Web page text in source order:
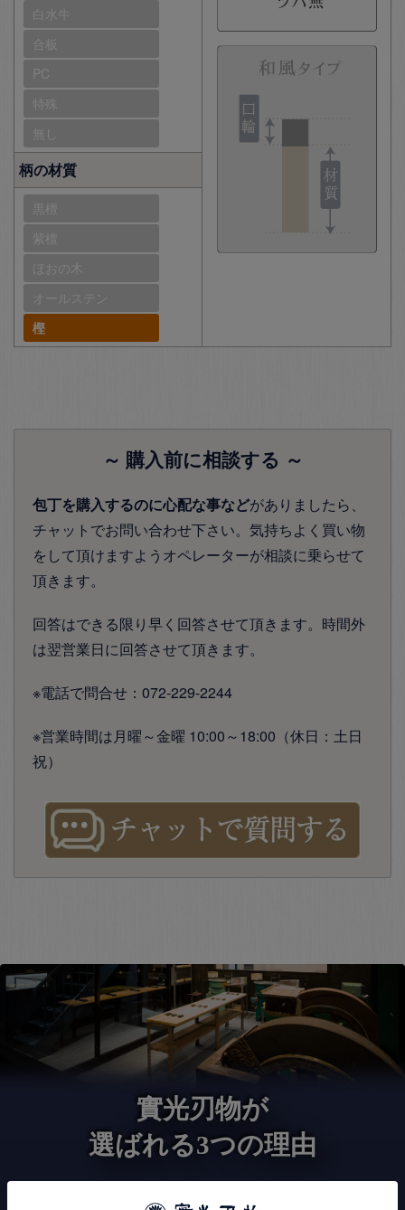
白水牛
合板
PC
特殊
無し
柄の材質
黒檀
紫檀
ほおの木
オールステン
樫
～ 購入前に相談する ～
包丁を購入するのに心配な事などがありましたら、
チャットでお問い合わせ下さい。気持ちよく買い物
をして頂けますようオペレーターが相談に乗らせて
頂きます。
回答はできる限り早く回答させて頂きます。時間外
は翌営業日に回答させて頂きます。
※電話で問合せ：072-229-2244
※営業時間は月曜～金曜 10:00～18:00（休日：土日
祝）
實光刃物が
選ばれる3つの理由